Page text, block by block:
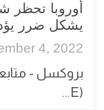
أوروبا تحظر
يشكل ضرر
4, 2022
بروكسل -
(E...